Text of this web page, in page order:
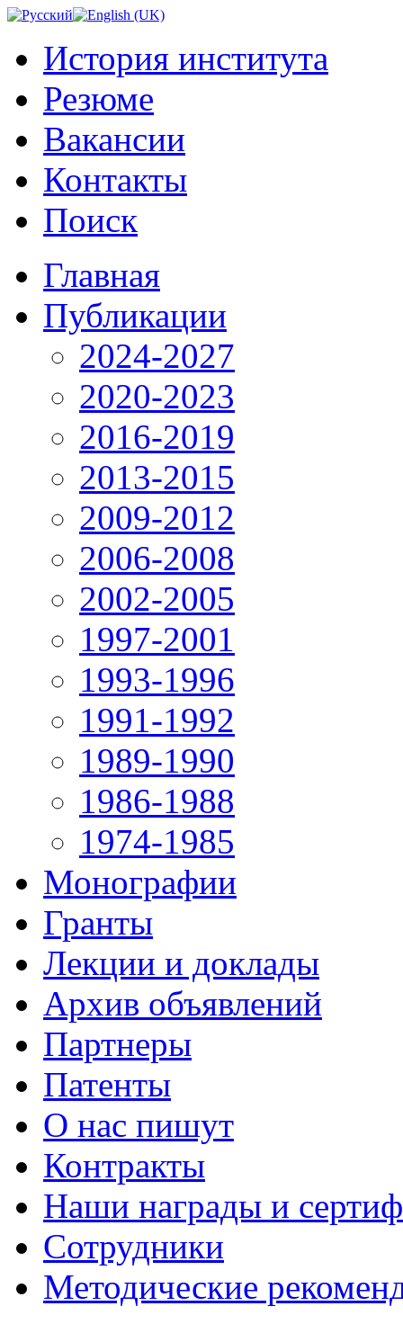
История института
Резюме
Вакансии
Контакты
Поиск
Главная
Публикации
2024-2027
2020-2023
2016-2019
2013-2015
2009-2012
2006-2008
2002-2005
1997-2001
1993-1996
1991-1992
1989-1990
1986-1988
1974-1985
Монографии
Гранты
Лекции и доклады
Архив объявлений
Партнеры
Патенты
О нас пишут
Контракты
Наши награды и
Сотрудники
Методические